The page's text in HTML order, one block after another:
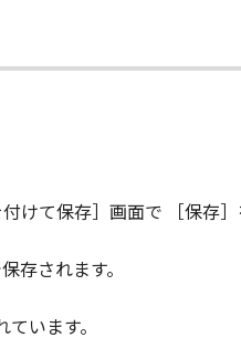
て保存］画面で ［保存
存されます。
います。